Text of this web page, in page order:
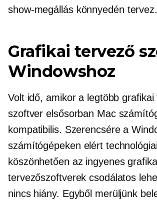
show-megálláskönnyedén tervez.
Grafikai tervező
Windowshoz
Volt idő, amikor a legtöbb grafikai
szoftver elsősorban Mac
kompatibilis. Szerencsére a
számítógépeken elért
köszönhetően az ingyenes
tervezőszoftverek csodálatos
nincs hiány. Egyből merüljünk